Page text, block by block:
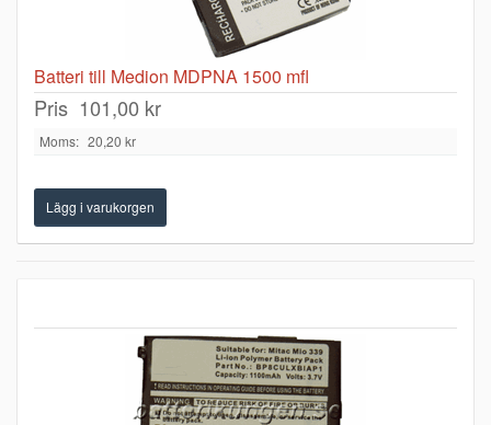
Batteri till Medion MDPNA 1500 mfl
Pris 101,00 kr
Moms: 20,20 kr